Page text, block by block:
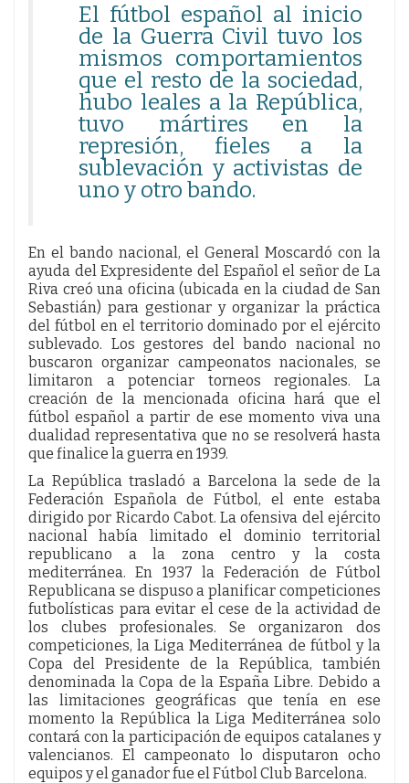
El fútbol español al inicio
de la Guerra Civil tuvo los
mismos comportamientos
que el resto de la sociedad,
hubo leales a la República,
tuvo mártires en la
represión, fieles a la
sublevación y activistas de
uno y otro bando.
En el bando nacional, el General Moscardó con la
ayuda del Expresidente del Español el señor de La
Riva creó una oficina (ubicada en la ciudad de San
Sebastián) para gestionar y organizar la práctica
del fútbol en el territorio dominado por el ejército
sublevado. Los gestores del bando nacional no
buscaron organizar campeonatos nacionales, se
limitaron a potenciar torneos regionales. La
creación de la mencionada oficina hará que el
fútbol español a partir de ese momento viva una
dualidad representativa que no se resolverá hasta
que finalice la guerra en 1939.
La República trasladó a Barcelona la sede de la
Federación Española de Fútbol, el ente estaba
dirigido por Ricardo Cabot. La ofensiva del ejército
nacional había limitado el dominio territorial
republicano a la zona centro y la costa
mediterránea. En 1937 la Federación de Fútbol
Republicana se dispuso a planificar competiciones
futbolísticas para evitar el cese de la actividad de
los clubes profesionales. Se organizaron dos
competiciones, la Liga Mediterránea de fútbol y la
Copa del Presidente de la República, también
denominada la Copa de la España Libre. Debido a
las limitaciones geográficas que tenía en ese
momento la República la Liga Mediterránea solo
contará con la participación de equipos catalanes y
valencianos. El campeonato lo disputaron ocho
equipos y el ganador fue el Fútbol Club Barcelona.